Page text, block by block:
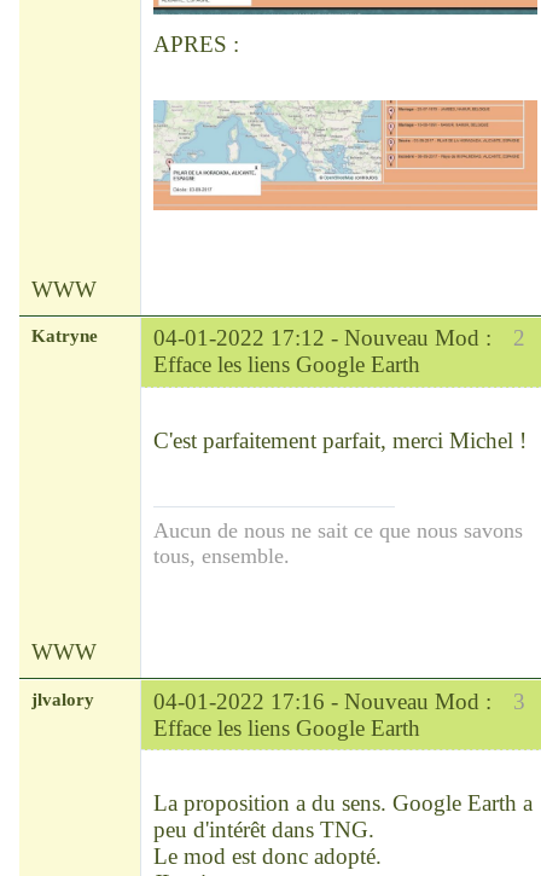
APRES :
WWW
2
Katryne 04-01-2022 17:12 - Nouveau Mod :
Efface les liens Google Earth
C'est parfaitement parfait, merci Michel !
Aucun de nous ne sait ce que nous savons
tous, ensemble.
WWW
3
jlvalory 04-01-2022 17:16 - Nouveau Mod :
Efface les liens Google Earth
La proposition a du sens. Google Earth a
peu d'intérêt dans TNG.
Le mod est donc adopté.